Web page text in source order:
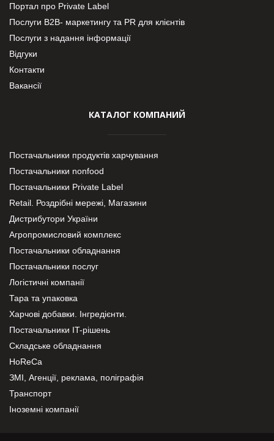
Портал про Private Label
Послуги В2В- маркетингу та PR для клієнтів
Послуги з надання інформації
Відгуки
Контакти
Вакансії
КАТАЛОГ КОМПАНИЙ
Постачальники продуктів харчування
Постачальники nonfood
Постачальники Private Label
Retail. Роздрібні мережі, Магазини
Дистрибутори України
Агропромисловий комплекс
Постачальники обладнання
Постачальники послуг
Логістичні компанії
Тара та упаковка
Харчові добавки. Інгредієнти.
Постачальники IT-рішень
Складське обладнання
HoReCa
ЗМІ, Агенції, реклама, поліграфія
Транспорт
Іноземні компанії